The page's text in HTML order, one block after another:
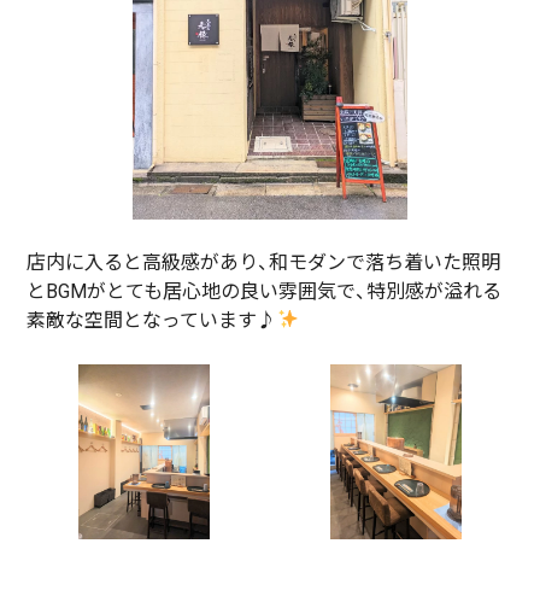
店内に入ると高級感があり、和モダンで落ち着いた照明
とBGMがとても居心地の良い雰囲気で、特別感が溢れる
素敵な空間となっています♪